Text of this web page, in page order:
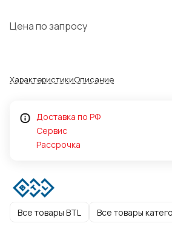
Цена по запросу
ХарактеристикиОписание
Доставка по РФ
Сервис
Рассрочка
Все товары BTL Все товары